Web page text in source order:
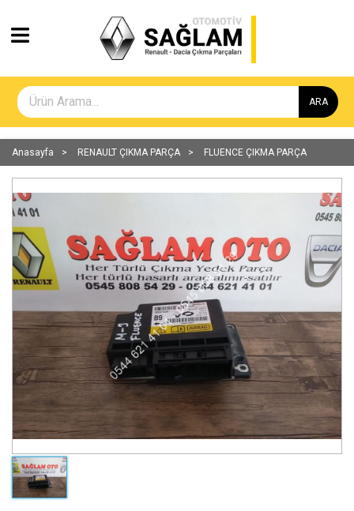
ARA
Anasayfa RENAULT ÇIKMA PARÇA FLUENCE ÇIKMA PARÇA